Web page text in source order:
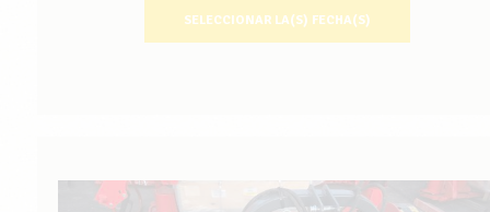
SELECCIONAR LA(S) FECHA(S)